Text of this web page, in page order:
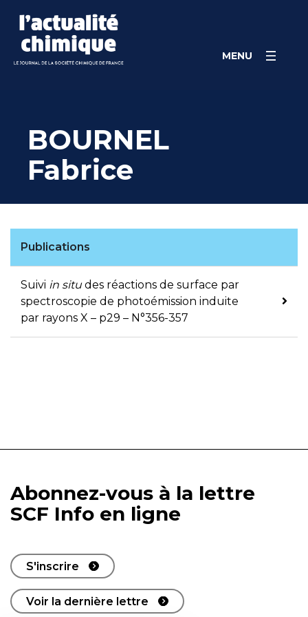
content
MENU
BOURNEL
Fabrice
Publications
Suivi in situ des réactions de surface par
spectroscopie de photoémission induite
par rayons X – p29 – N°356-357
Abonnez-vous à la lettre
SCF Info en ligne
S'inscrire
Voir la dernière lettre